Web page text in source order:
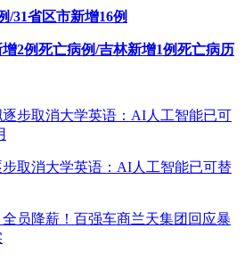
/31省区市新增16例
增2例死亡病例/吉林新增1例死亡病历
取消大学英语：AI人工智能已可替